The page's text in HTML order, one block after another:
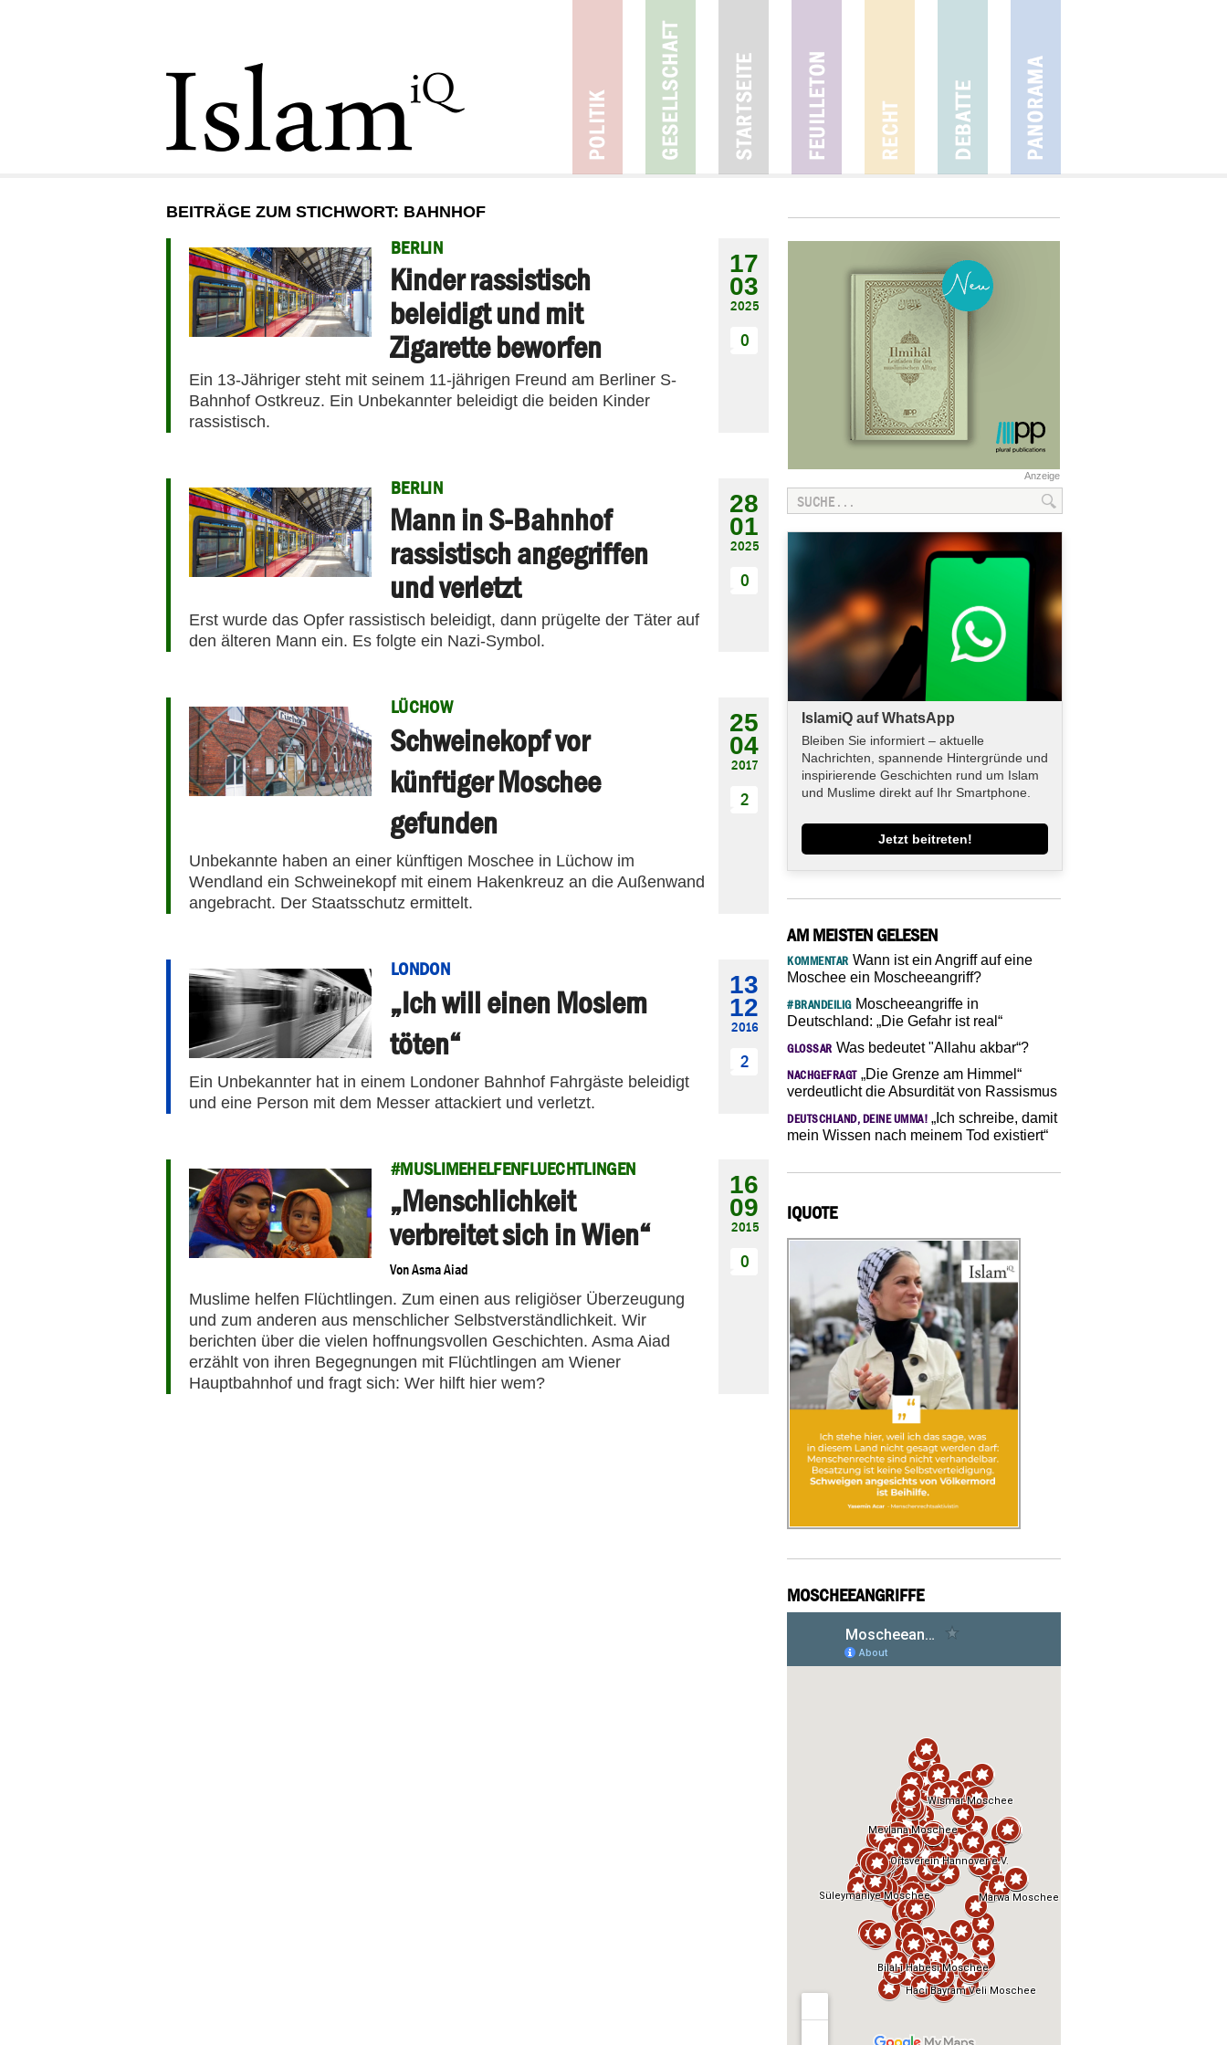
BEITRÄGE ZUM STICHWORT: BAHNHOF
BERLIN
Kinder rassistisch
beleidigt und mit
Zigarette beworfen
Ein 13-Jähriger steht mit seinem 11-jährigen Freund am Berliner S-
Bahnhof Ostkreuz. Ein Unbekannter beleidigt die beiden Kinder
rassistisch.
17
03
2025
0
BERLIN
Mann in S-Bahnhof
rassistisch angegriffen
und verletzt
Erst wurde das Opfer rassistisch beleidigt, dann prügelte der Täter auf
den älteren Mann ein. Es folgte ein Nazi-Symbol.
28
01
2025
0
LÜCHOW
Schweinekopf vor
künftiger Moschee
gefunden
Unbekannte haben an einer künftigen Moschee in Lüchow im
Wendland ein Schweinekopf mit einem Hakenkreuz an die Außenwand
angebracht. Der Staatsschutz ermittelt.
25
04
2017
2
LONDON
„Ich will einen Moslem
töten“
Ein Unbekannter hat in einem Londoner Bahnhof Fahrgäste beleidigt
und eine Person mit dem Messer attackiert und verletzt.
13
12
2016
2
#MUSLIMEHELFENFLUECHTLINGEN
„Menschlichkeit
verbreitet sich in Wien“
VonAsma Aiad
Muslime helfen Flüchtlingen. Zum einen aus religiöser Überzeugung
und zum anderen aus menschlicher Selbstverständlichkeit. Wir
berichten über die vielen hoffnungsvollen Geschichten. Asma Aiad
erzählt von ihren Begegnungen mit Flüchtlingen am Wiener
Hauptbahnhof und fragt sich: Wer hilft hier wem?
16
09
2015
0
Anzeige
IslamiQ auf WhatsApp
Bleiben Sie informiert – aktuelle
Nachrichten, spannende Hintergründe und
inspirierende Geschichten rund um Islam
und Muslime direkt auf Ihr Smartphone.
Jetzt beitreten!
AM MEISTEN GELESEN
KOMMENTAR Wann ist ein Angriff auf eine
Moschee ein Moscheeangriff?
#BRANDEILIGMoscheeangriffe in
Deutschland: „Die Gefahr ist real“
GLOSSAR Was bedeutet "Allahu akbar“?
NACHGEFRAGT„Die Grenze am Himmel“
verdeutlicht die Absurdität von Rassismus
DEUTSCHLAND, DEINE UMMA! „Ich schreibe, damit
mein Wissen nach meinem Tod existiert“
IQUOTE
MOSCHEEANGRIFFE